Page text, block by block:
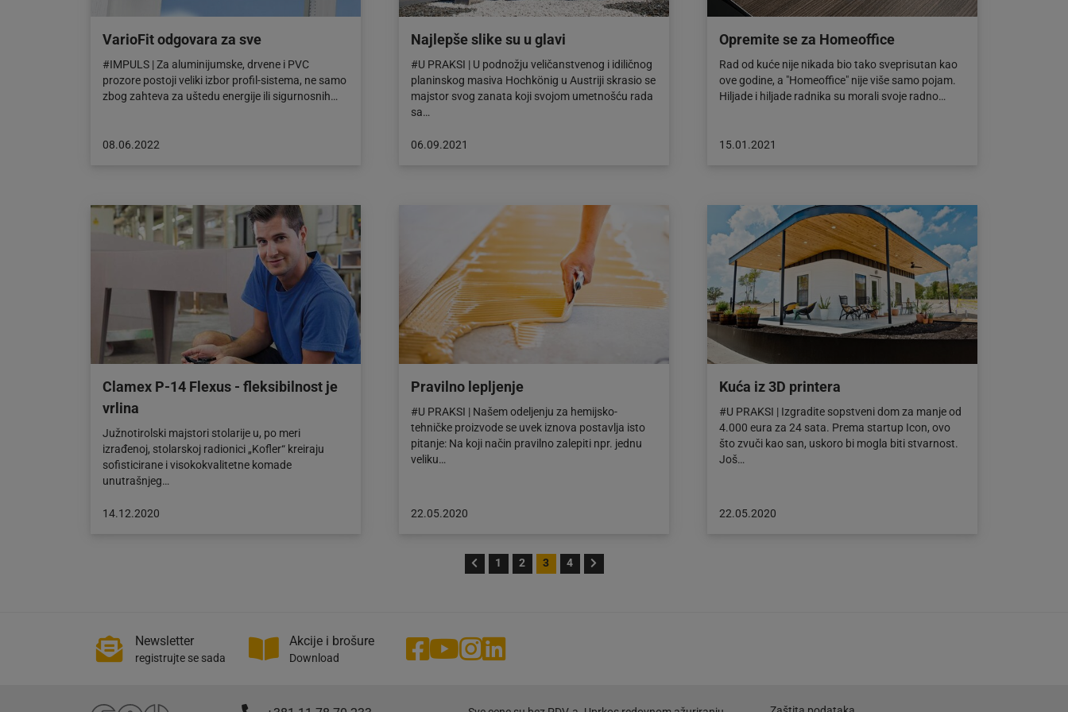
VarioFit odgovara za sve
#IMPULS | Za aluminijumske, drvene i PVC
prozore postoji veliki izbor profil-sistema, ne samo
zbog zahteva za uštedu energije ili sigurnosnih…
Objava
08.06.2022
Najlepše slike su u glavi
#U PRAKSI | U podnožju veličanstvenog i idiličnog
planinskog masiva Hochkönig u Austriji skrasio se
majstor svog zanata koji svojom umetnošću rada
sa…
Objava
06.09.2021
Opremite se za Homeoffice
Rad od kuće nije nikada bio tako sveprisutan kao
ove godine, a "Homeoffice" nije više samo pojam.
Hiljade i hiljade radnika su morali svoje radno…
Objava
15.01.2021
Clamex P-14 Flexus - fleksibilnost je
vrlina
Južnotirolski majstori stolarije u, po meri
izrađenoj, stolarskoj radionici „Kofler“ kreiraju
sofisticirane i visokokvalitetne komade
unutrašnjeg…
Objava
14.12.2020
Pravilno lepljenje
#U PRAKSI | Našem odeljenju za hemijsko-
tehničke proizvode se uvek iznova postavlja isto
pitanje: Na koji način pravilno zalepiti npr. jednu
veliku…
Objava
22.05.2020
Kuća iz 3D printera
#U PRAKSI | Izgradite sopstveni dom za manje od
4.000 eura za 24 sata. Prema startup Icon, ovo
što zvuči kao san, uskoro bi mogla biti stvarnost.
Još…
Objava
22.05.2020
1 2 3 4
Newsletter
registrujte se sada
Akcije i brošure
Download